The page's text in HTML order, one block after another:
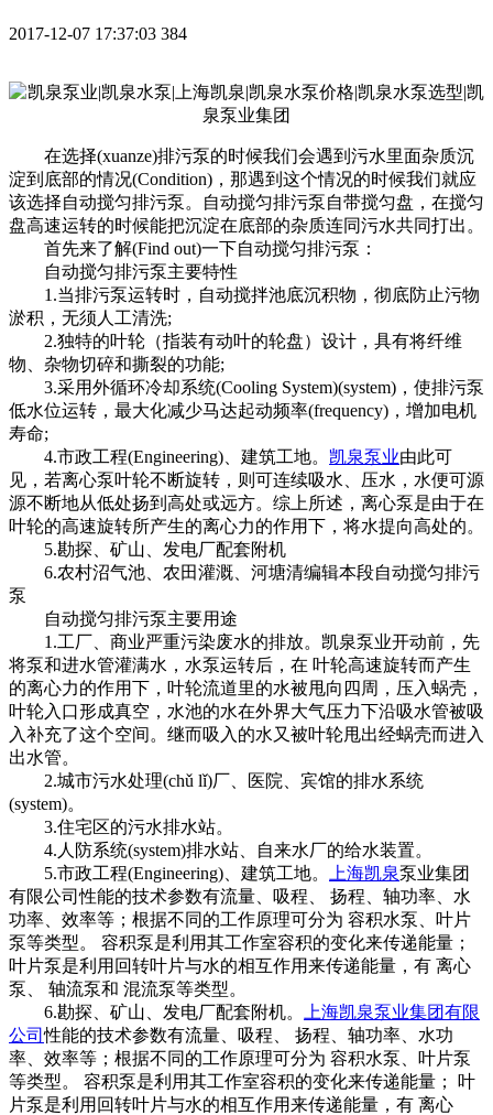
2017-12-07 17:37:03 384
在选择(xuanze)排污泵的时候我们会遇到污水里面杂质沉
淀到底部的情况(Condition)，那遇到这个情况的时候我们就应
该选择自动搅匀排污泵。自动搅匀排污泵自带搅匀盘，在搅匀
盘高速运转的时候能把沉淀在底部的杂质连同污水共同打出。
首先来了解(Find out)一下自动搅匀排污泵：
自动搅匀排污泵主要特性
1.当排污泵运转时，自动搅拌池底沉积物，彻底防止污物
淤积，无须人工清洗;
2.独特的叶轮（指装有动叶的轮盘）设计，具有将纤维
物、杂物切碎和撕裂的功能;
3.采用外循环冷却系统(Cooling System)(system)，使排污泵
低水位运转，最大化减少马达起动频率(frequency)，增加电机
寿命;
4.市政工程(Engineering)、建筑工地。 凯泉泵业由此可
见，若离心泵叶轮不断旋转，则可连续吸水、压水，水便可源
源不断地从低处扬到高处或远方。综上所述，离心泵是由于在
叶轮的高速旋转所产生的离心力的作用下，将水提向高处的。
5.勘探、矿山、发电厂配套附机
6.农村沼气池、农田灌溉、河塘清编辑本段自动搅匀排污
泵
自动搅匀排污泵主要用途
1.工厂、商业严重污染废水的排放。凯泉泵业开动前，先
将泵和进水管灌满水，水泵运转后，在 叶轮高速旋转而产生
的离心力的作用下，叶轮流道里的水被甩向四周，压入蜗壳，
叶轮入口形成真空，水池的水在外界大气压力下沿吸水管被吸
入补充了这个空间。继而吸入的水又被叶轮甩出经蜗壳而进入
出水管。
2.城市污水处理(chǔ lǐ)厂、医院、宾馆的排水系统
(system)。
3.住宅区的污水排水站。
4.人防系统(system)排水站、自来水厂的给水装置。
5.市政工程(Engineering)、建筑工地。
上海凯泉泵业集团
有限公司性能的技术参数有流量、吸程、 扬程、轴功率、水
功率、效率等；根据不同的工作原理可分为 容积水泵、叶片
泵等类型。 容积泵是利用其工作室容积的变化来传递能量；
叶片泵是利用回转叶片与水的相互作用来传递能量，有 离心
泵、 轴流泵和 混流泵等类型。
6.勘探、矿山、发电厂配套附机。
上海凯泉泵业集团有限
公司性能的技术参数有流量、吸程、 扬程、轴功率、水功
率、效率等；根据不同的工作原理可分为 容积水泵、叶片泵
等类型。 容积泵是利用其工作室容积的变化来传递能量； 叶
片泵是利用回转叶片与水的相互作用来传递能量，有 离心